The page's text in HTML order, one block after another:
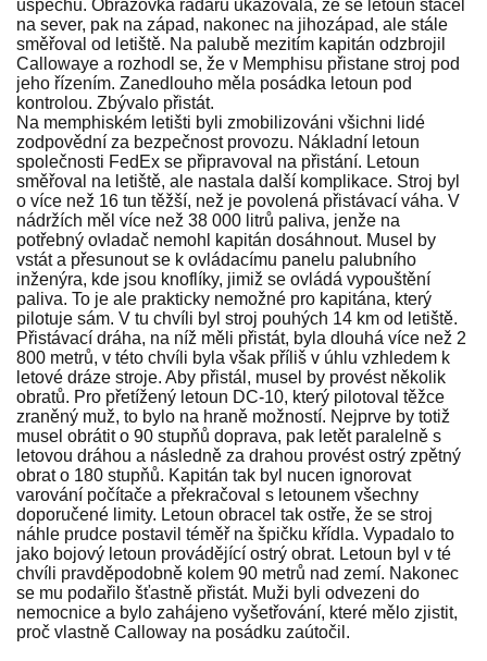
úspěchu. Obrazovka radaru ukazovala, že se letoun stáčel
na sever, pak na západ, nakonec na jihozápad, ale stále
směřoval od letiště. Na palubě mezitím kapitán odzbrojil
Callowaye a rozhodl se, že v Memphisu přistane stroj pod
jeho řízením. Zanedlouho měla posádka letoun pod
kontrolou. Zbývalo přistát.
Na memphiském letišti byli zmobilizováni všichni lidé
zodpovědní za bezpečnost provozu. Nákladní letoun
společnosti FedEx se připravoval na přistání. Letoun
směřoval na letiště, ale nastala další komplikace. Stroj byl
o více než 16 tun těžší, než je povolená přistávací váha. V
nádržích měl více než 38 000 litrů paliva, jenže na
potřebný ovladač nemohl kapitán dosáhnout. Musel by
vstát a přesunout se k ovládacímu panelu palubního
inženýra, kde jsou knoflíky, jimiž se ovládá vypouštění
paliva. To je ale prakticky nemožné pro kapitána, který
pilotuje sám. V tu chvíli byl stroj pouhých 14 km od letiště.
Přistávací dráha, na níž měli přistát, byla dlouhá více než 2
800 metrů, v této chvíli byla však příliš v úhlu vzhledem k
letové dráze stroje. Aby přistál, musel by provést několik
obratů. Pro přetížený letoun DC-10, který pilotoval těžce
zraněný muž, to bylo na hraně možností. Nejprve by totiž
musel obrátit o 90 stupňů doprava, pak letět paralelně s
letovou dráhou a následně za drahou provést ostrý zpětný
obrat o 180 stupňů. Kapitán tak byl nucen ignorovat
varování počítače a překračoval s letounem všechny
doporučené limity. Letoun obracel tak ostře, že se stroj
náhle prudce postavil téměř na špičku křídla. Vypadalo to
jako bojový letoun provádějící ostrý obrat. Letoun byl v té
chvíli pravděpodobně kolem 90 metrů nad zemí. Nakonec
se mu podařilo šťastně přistát. Muži byli odvezeni do
nemocnice a bylo zahájeno vyšetřování, které mělo zjistit,
proč vlastně Calloway na posádku zaútočil.